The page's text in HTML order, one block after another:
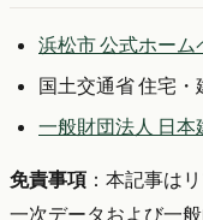
浜松市 公式ホーム
国土交通省 住宅
一般財団法人 日本
免責事項 ：本記事は
一次データおよび一